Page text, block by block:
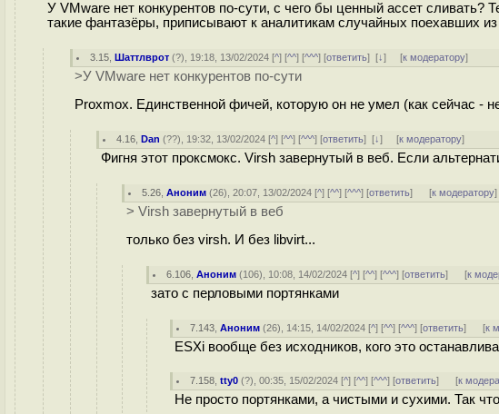
У VMware нет конкурентов по-сути, с чего бы ценный ассет
такие фантазёры, приписывают к аналитикам случайных поехавших из
3.15 ,Шаттлврот (?), 19:18, 13/02/2024 [^] [^^] [^^^] [ответить][↓] [к модератору]
>У VMware нет конкурентов по-сути
Proxmox. Единственной фичей, которую он не умел (как сейчас -
4.16 ,Dan (??), 19:32, 13/02/2024 [^] [^^] [^^^] [ответить][↓] [к модератору]
Фигня этот проксмокс. Virsh завернутый в веб. Если
5.26 ,Аноним (26), 20:07, 13/02/2024 [^] [^^] [^^^] [ответить] [к модератору]
> Virsh завернутый в веб
только без virsh. И без libvirt...
6.106 ,Аноним (106), 10:08, 14/02/2024 [^] [^^] [^^^] [ответить] [к
зато с перловыми портянками
7.143 ,Аноним (26), 14:15, 14/02/2024 [^] [^^] [^^^] [ответить] [к
ESXi вообще без исходников, кого это
7.158 ,tty0 (?), 00:35, 15/02/2024 [^] [^^] [^^^] [ответить] [к
Не просто портянками, а чистыми и сухими. Так